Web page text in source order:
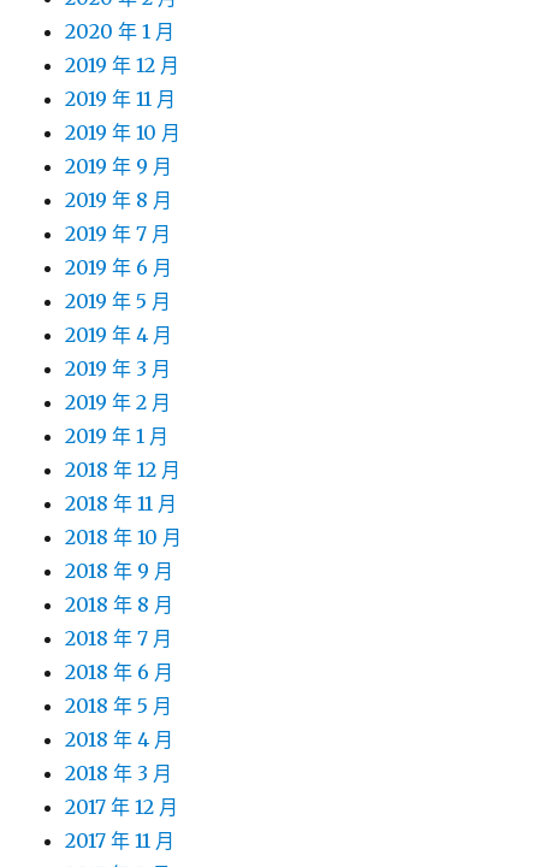
2020 年 1 月
2019 年 12 月
2019 年 11 月
2019 年 10 月
2019 年 9 月
2019 年 8 月
2019 年 7 月
2019 年 6 月
2019 年 5 月
2019 年 4 月
2019 年 3 月
2019 年 2 月
2019 年 1 月
2018 年 12 月
2018 年 11 月
2018 年 10 月
2018 年 9 月
2018 年 8 月
2018 年 7 月
2018 年 6 月
2018 年 5 月
2018 年 4 月
2018 年 3 月
2017 年 12 月
2017 年 11 月